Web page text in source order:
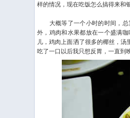
样的情况，现在吃饭怎么搞得来和
大概等了一个小时的时间，总
外，鸡肉和水果都放在一个盛满
儿，鸡肉上面洒了很多的椰丝，
吃了一口以后我只想反胃，一直到